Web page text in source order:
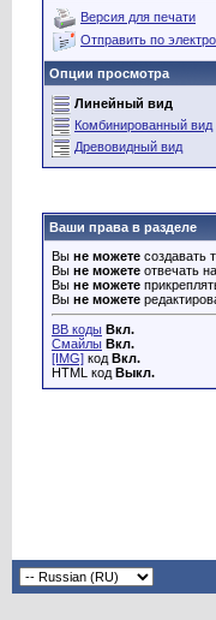
Версия для печати
Отправить по
Опции просмотра
Линейный вид
Комбинированный вид
Древовидный вид
Ваши права в разделе
Вы не можете создавать
Вы не можете отвечать
Вы не можете
Вы не можете
BB коды Вкл.
Смайлы Вкл.
[IMG] код Вкл.
HTML код Выкл.